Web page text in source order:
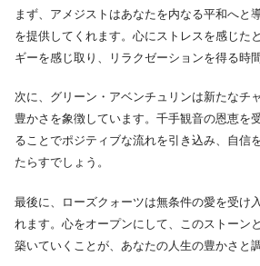
まず、アメジストはあなたを内なる平和へと
を提供してくれます。心にストレスを感じた
ギーを感じ取り、リラクゼーションを得る時
次に、グリーン・アベンチュリンは新たなチ
豊かさを象徴しています。千手観音の恩恵を
ることでポジティブな流れを引き込み、自信
たらすでしょう。
最後に、ローズクォーツは無条件の愛を受け
れます。心をオープンにして、このストーン
築いていくことが、あなたの人生の豊かさと